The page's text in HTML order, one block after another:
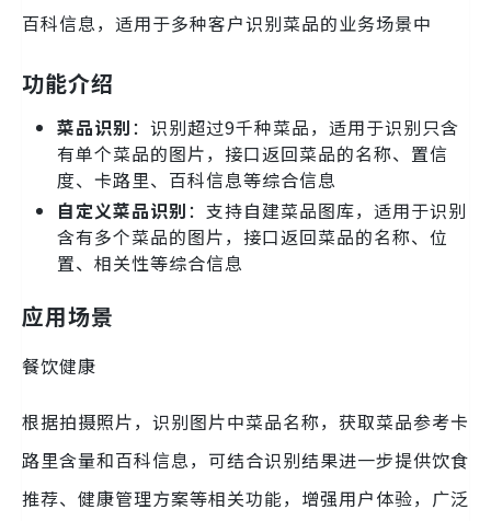
百科信息，适用于多种客户识别菜品的业务场景中
功能介绍
菜品识别：识别超过9千种菜品，适用于识别只含
有单个菜品的图片，接口返回菜品的名称、置信
度、卡路里、百科信息等综合信息
自定义菜品识别：支持自建菜品图库，适用于识别
含有多个菜品的图片，接口返回菜品的名称、位
置、相关性等综合信息
应用场景
餐饮健康
根据拍摄照片，识别图片中菜品名称，获取菜品参考卡
路里含量和百科信息，可结合识别结果进一步提供饮食
推荐、健康管理方案等相关功能，增强用户体验，广泛